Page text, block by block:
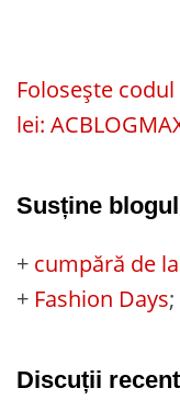
Folosește
lei:
Susține blogul
+ cumpără de
+ Fashion Days;
Discuții